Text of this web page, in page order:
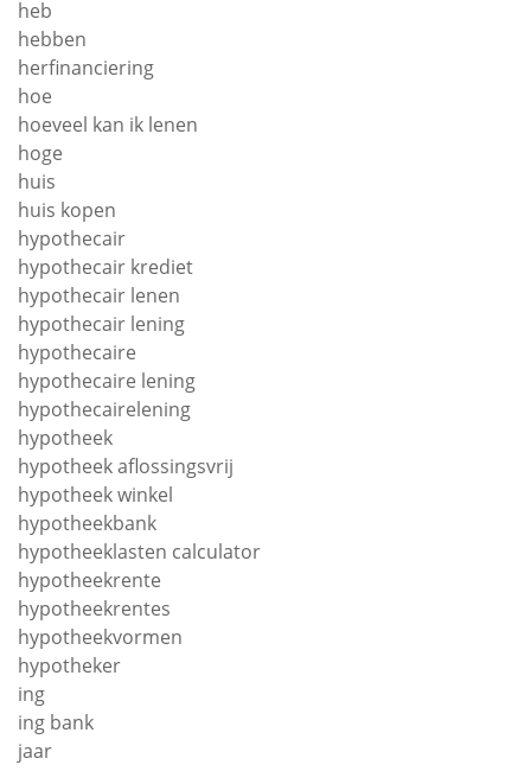
heb
hebben
herfinanciering
hoe
hoeveel kan ik lenen
hoge
huis
huis kopen
hypothecair
hypothecair krediet
hypothecair lenen
hypothecair lening
hypothecaire
hypothecaire lening
hypothecairelening
hypotheek
hypotheek aflossingsvrij
hypotheek winkel
hypotheekbank
hypotheeklasten calculator
hypotheekrente
hypotheekrentes
hypotheekvormen
hypotheker
ing
ing bank
jaar